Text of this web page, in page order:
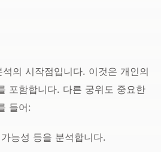
의 시작점입니다. 이것은 개인의
포함합니다. 다른 궁위도 중요한
들어:
능성 등을 분석합니다.